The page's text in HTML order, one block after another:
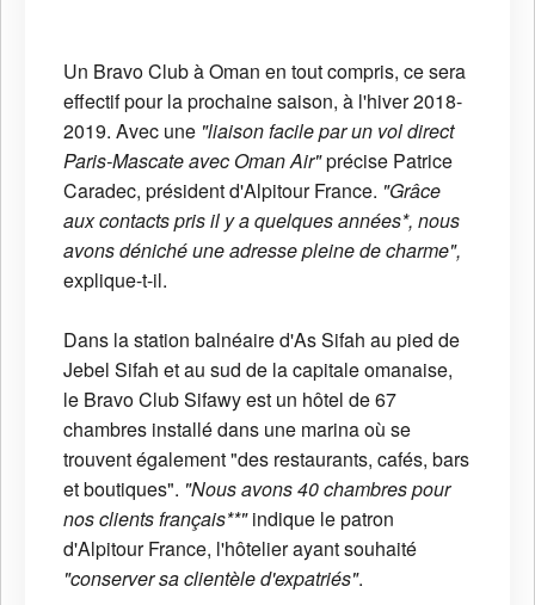
Un Bravo Club à Oman en tout compris, ce sera
effectif pour la prochaine saison, à l'hiver 2018-
2019. Avec une "liaison facile par un vol direct
Paris-Mascate avec Oman Air"précise Patrice
Caradec, président d'Alpitour France. "Grâce
aux contacts pris il y a quelques années*, nous
avons déniché une adresse pleine de charme",
explique-t-il.
Dans la station balnéaire d'As Sifah au pied de
Jebel Sifah et au sud de la capitale omanaise,
le Bravo Club Sifawy est un hôtel de 67
chambres installé dans une marina où se
trouvent également "des restaurants, cafés, bars
et boutiques". "Nous avons 40 chambres pour
nos clients français**"indique le patron
d'Alpitour France, l'hôtelier ayant souhaité
"conserver sa clientèle d'expatriés".